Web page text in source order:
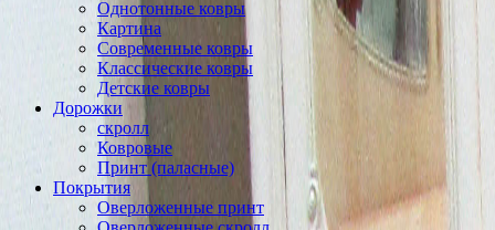
Однотонные ковры
Картина
Современные ковры
Классические ковры
Детские ковры
Дорожки
скролл
Ковровые
Принт (паласные)
Покрытия
Оверложенные принт